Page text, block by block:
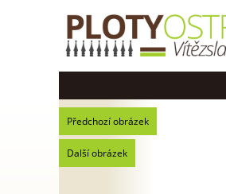
Předchozí obrázek
Další obrázek